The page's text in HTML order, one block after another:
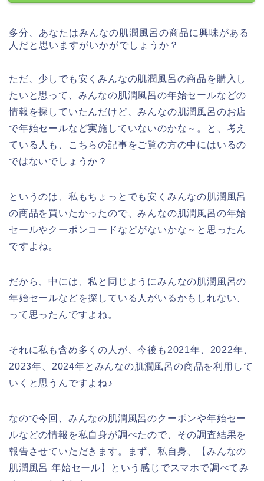
多分、あなたはみんなの肌潤風呂の商品に興味がある
人だと思いますがいかがでしょうか？
ただ、少しでも安くみんなの肌潤風呂の商品を購入し
たいと思って、みんなの肌潤風呂の年始セールなどの
情報を探していたんだけど、みんなの肌潤風呂のお店
で年始セールなど実施していないのかな～。と、考え
ている人も、こちらの記事をご覧の方の中にはいるの
ではないでしょうか？
というのは、私もちょっとでも安くみんなの肌潤風呂
の商品を買いたかったので、みんなの肌潤風呂の年始
セールやクーポンコードなどがないかな～と思ったん
ですよね。
だから、中には、私と同じようにみんなの肌潤風呂の
年始セールなどを探している人がいるかもしれない、
って思ったんですよね。
それに私も含め多くの人が、今後も2021年、2022年、
2023年、2024年とみんなの肌潤風呂の商品を利用して
いくと思うんですよね♪
なので今回、みんなの肌潤風呂のクーポンや年始セー
ルなどの情報を私自身が調べたので、その調査結果を
報告させていただきます。まず、私自身、【みんなの
肌潤風呂 年始セール】という感じでスマホで調べてみ